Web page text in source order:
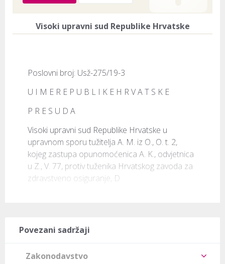
Visoki upravni sud Republike Hrvatske
Poslovni broj: Usž-275/19-3
U I M E R E P U B L I K E H R V A T S K E
P R E S U D A
Visoki upravni sud Republike Hrvatske u
upravnom sporu tužitelja A. M. iz O., O. t. 2,
kojeg zastupa opunomoćenica A. K., odvjetnica
u Z., V. 77, protiv tuženika Hrvatskog zavoda za
zdravstveno osiguranje, D
Povezani sadržaji
Zakonodavstvo